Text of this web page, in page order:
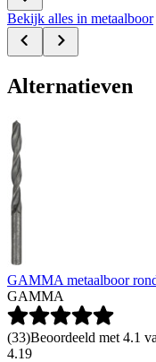
Bekijk alles in metaalboor
Alternatieven
GAMMA metaalboor
GAMMA
(33)Beoordeeld met 4.1
4.19